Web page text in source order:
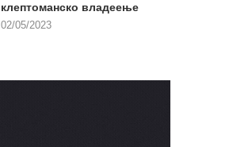
клептоманско владеење
02/05/2023